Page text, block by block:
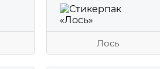
Лось